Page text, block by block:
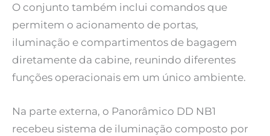
O conjunto também inclui comandos que
permitem o acionamento de portas,
iluminação e compartimentos de bagagem
diretamente da cabine, reunindo diferentes
funções operacionais em um único ambiente.
Na parte externa, o Panorâmico DD NB1
recebeu sistema de iluminação composto por